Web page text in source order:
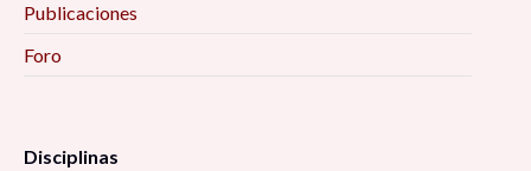
Publicaciones
Foro
Disciplinas